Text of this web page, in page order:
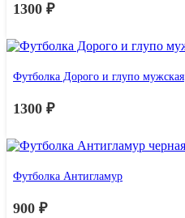
1300 ₽
Футболка Дорого и глупо мужская
1300 ₽
Футболка Антигламур
900 ₽